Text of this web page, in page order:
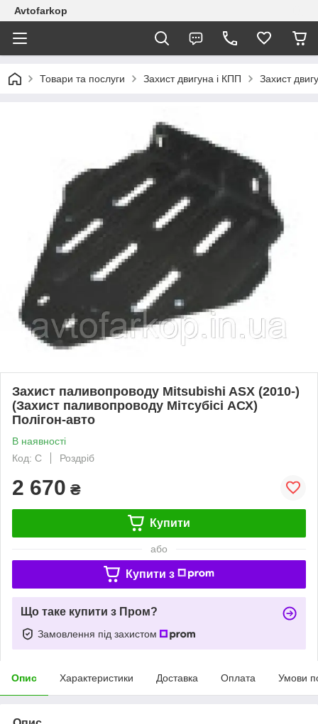
Avtofarkop
Товари та послуги Захист двигуна і КПП Захист
Захист паливопроводу Mitsubishi ASX (2010-)
(Захист паливопроводу Мітсубісі АСХ)
Полігон-авто
В наявності
Код: C
Роздріб
2 670 ₴
Купити
або
Купити з
Що таке купити з Пром?
Замовлення під захистом
Опис Характеристики Доставка Оплата Умови